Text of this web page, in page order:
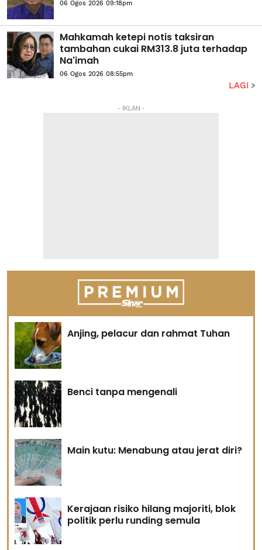
06 Ogos 2026 09:18pm
Mahkamah ketepi notis taksiran
tambahan cukai RM313.8 juta terhadap
Na'imah
06 Ogos 2026 08:55pm
LAGI
- IKLAN -
Anjing, pelacur dan rahmat Tuhan
Benci tanpa mengenali
Main kutu: Menabung atau jerat diri?
Kerajaan risiko hilang majoriti, blok
politik perlu runding semula